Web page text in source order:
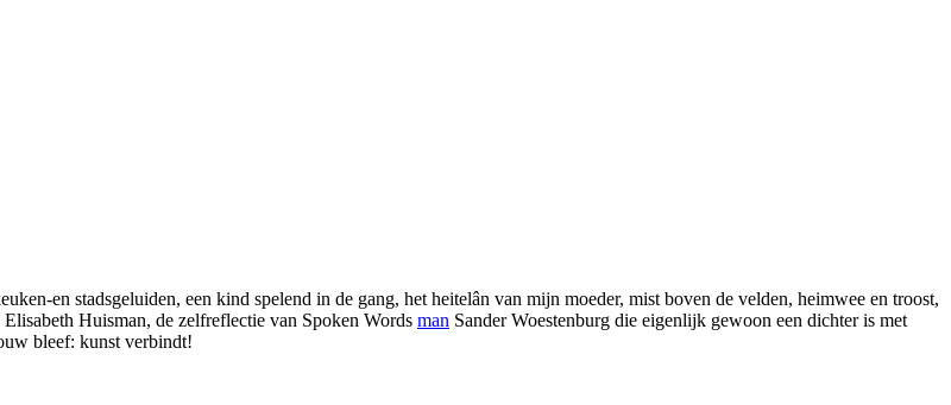
en stadsgeluiden, een kind spelend in de gang, het heitelân van mijn moeder, mist boven de velden, heimwee en troost,
Huisman, de zelfreflectie van Spoken Words man Sander Woestenburg die eigenlijk gewoon een dichter is met
bleef: kunst verbindt!